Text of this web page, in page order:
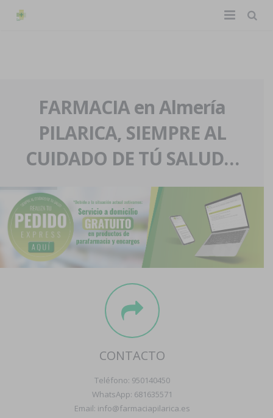
La farmacia
Nuestra historia
Nuestro equipo
Eventos
Servicios y reservas
Pedidos express
Blog
Contacto
Boletín
FARMACIA en Almería
PILARICA, SIEMPRE AL
CUIDADO DE TÚ SALUD…
CONTACTO
Teléfono: 950140450
WhatsApp: 681635571
Email: info@farmaciapilarica.es